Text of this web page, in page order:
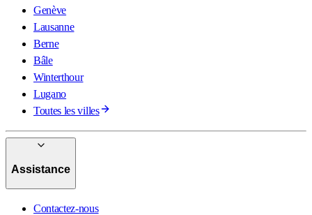
Genève
Lausanne
Berne
Bâle
Winterthour
Lugano
Toutes les villes
Assistance
Contactez-nous